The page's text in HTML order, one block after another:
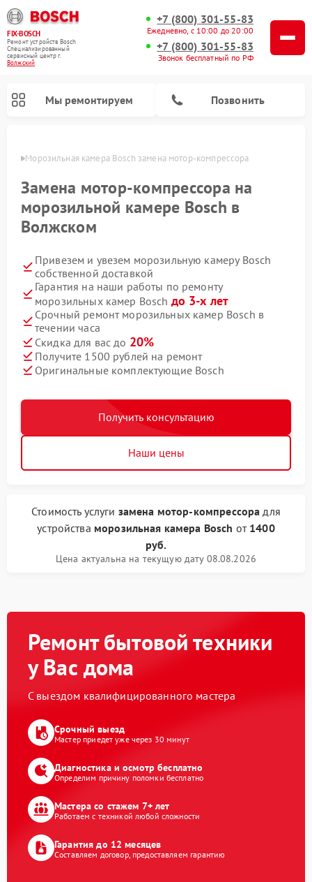
FIX-BOSCH
Ремонт устройств Bosch
Специализированный
cервисный центр г.
Волжский
+7 (800) 301-55-83
Ежедневно, с 10:00 до 20:00
+7 (800) 301-55-83
Звонок бесплатный по РФ
Мы ремонтируем Позвонить
Морозильная камера Bosch замена мотор-компрессора
Замена мотор-компрессора на
морозильной камере Bosch в
Волжском
Привезем и увезем морозильную камеру Bosch
собственной доставкой
Гарантия на наши работы по ремонту
морозильных камер Bosch до 3-х лет
Срочный ремонт морозильных камер Bosch в
течении часа
Скидка для вас до 20%
Получите 1500 рублей на ремонт
Оригинальные комплектующие Bosch
Получить консультацию
Наши цены
Стоимость услуги замена мотор-компрессора для
устройства морозильная камера Bosch от 1400
руб.
Цена актуальна на текущую дату 08.08.2026
Ремонт бытовой техники
у Вас дома
С выездом квалифицированного мастера
Срочный выезд
Мастер приедет уже через 30 минут
Диагностика и осмотр бесплатно
Определим причину поломки бесплатно
Мастера со стажем 7+ лет
Работаем с техникой любой сложности
Гарантия до 12 месяцев
Составляем договор, предоставляем гарантию